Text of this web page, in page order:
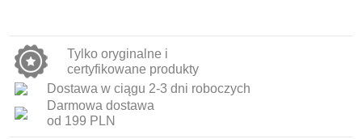
Tylko oryginalne i
certyfikowane produkty
Dostawa w ciągu 2-3 dni roboczych
Darmowa dostawa
od 199 PLN